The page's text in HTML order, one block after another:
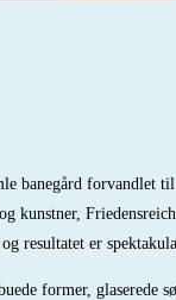
banegård forvandlet
kunstner,
resultatet er
former, glaserede